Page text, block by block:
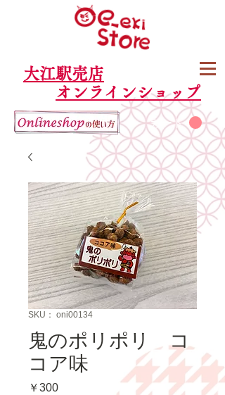
大江駅売店
オンラインショップ
カート
SKU： oni00134
鬼のポリポリ コ
コア味
￥300価